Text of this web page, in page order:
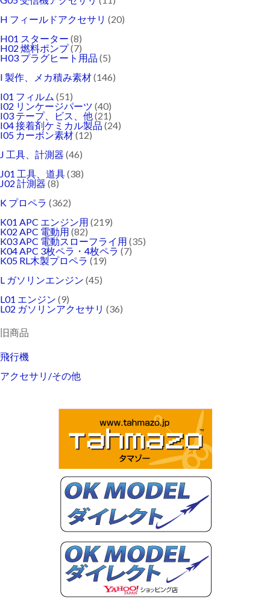
H フィールドアクセサリ (20)
H01 スターター (8)
H02 燃料ポンプ(7)
H03 プラグヒート用品 (5)
I 製作、メカ積み素材(146)
I01 フィルム (51)
I02 リンケージパーツ (40)
I03 テープ、ビス、他(21)
I04 接着剤ケミカル製品 (24)
I05 カーボン素材(12)
J 工具、計測器 (46)
J01 工具、道具(38)
J02 計測器 (8)
K プロペラ (362)
K01 APC エンジン用 (219)
K02 APC 電動用 (82)
K03 APC 電動スローフライ用 (35)
K04 APC 3枚ペラ・4枚ペラ (7)
K05 RL木製プロペラ (19)
L ガソリンエンジン (45)
L01 エンジン (9)
L02 ガソリンアクセサリ (36)
旧商品
飛行機
アクセサリ/その他